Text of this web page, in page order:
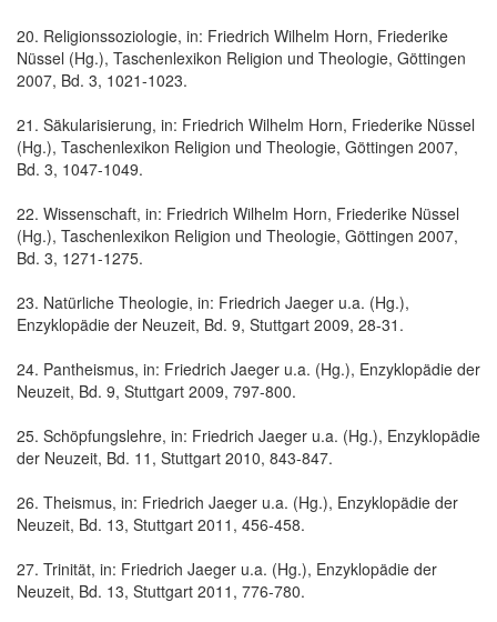
20. Religionssoziologie, in: Friedrich Wilhelm Horn, Friederike
Nüssel (Hg.), Taschenlexikon Religion und Theologie, Göttingen
2007, Bd. 3, 1021-1023.
21. Säkularisierung, in: Friedrich Wilhelm Horn, Friederike Nüssel
(Hg.), Taschenlexikon Religion und Theologie, Göttingen 2007,
Bd. 3, 1047-1049.
22. Wissenschaft, in: Friedrich Wilhelm Horn, Friederike Nüssel
(Hg.), Taschenlexikon Religion und Theologie, Göttingen 2007,
Bd. 3, 1271-1275.
23. Natürliche Theologie, in: Friedrich Jaeger u.a. (Hg.),
Enzyklopädie der Neuzeit, Bd. 9, Stuttgart 2009, 28-31.
24. Pantheismus, in: Friedrich Jaeger u.a. (Hg.), Enzyklopädie der
Neuzeit, Bd. 9, Stuttgart 2009, 797-800.
25. Schöpfungslehre, in: Friedrich Jaeger u.a. (Hg.), Enzyklopädie
der Neuzeit, Bd. 11, Stuttgart 2010, 843-847.
26. Theismus, in: Friedrich Jaeger u.a. (Hg.), Enzyklopädie der
Neuzeit, Bd. 13, Stuttgart 2011, 456-458.
27. Trinität, in: Friedrich Jaeger u.a. (Hg.), Enzyklopädie der
Neuzeit, Bd. 13, Stuttgart 2011, 776-780.